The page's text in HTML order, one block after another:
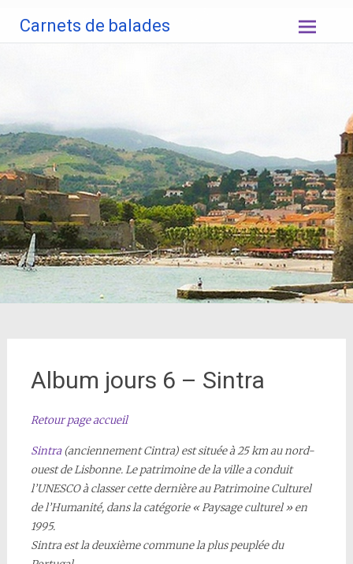
contenu
Carnets de balades
Album jours 6 – Sintra
Retour page accueil
Sintra(anciennement Cintra) est située à 25 km au nord-
ouest de Lisbonne. Le patrimoine de la ville a conduit
l’UNESCO à classer cette dernière au Patrimoine Culturel
de l’Humanité, dans la catégorie « Paysage culturel » en
1995.
Sintra est la deuxième commune la plus peuplée du